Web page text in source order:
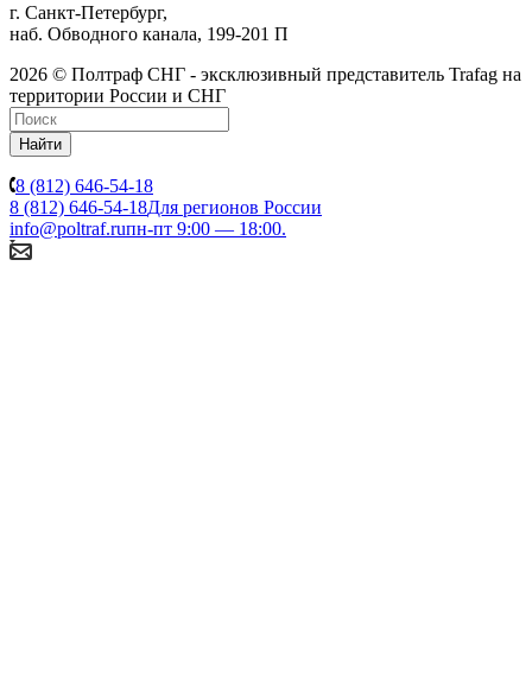
г. Санкт-Петербург,
наб. Обводного канала, 199-201 П
2026 © Полтраф СНГ - эксклюзивный представитель Trafag на
территории России и СНГ
Найти
8 (812) 646-54-18
8 (812) 646-54-18Для регионов России
info@poltraf.ruпн-пт 9:00 — 18:00.